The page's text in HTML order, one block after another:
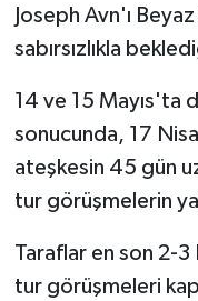
Joseph Avn'ı
sabırsızlıkla
14 ve 15 Mayıs'ta
sonucunda, 17
ateşkesin 45 gün
tur görüşmelerin
Taraflar en son 2-
tur görüşmeleri